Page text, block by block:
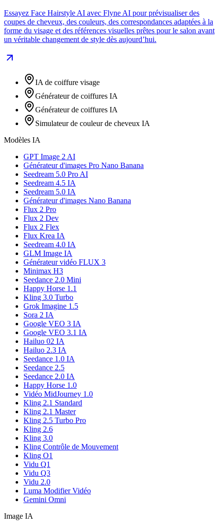
Essayez Face Hairstyle AI avec Flyne AI pour prévisualiser des
coupes de cheveux, des couleurs, des correspondances adaptées à la
forme du visage et des références visuelles prêtes pour le salon avant
un véritable changement de style dès aujourd’hui.
IA de coiffure visage
Générateur de coiffures IA
Générateur de coiffures IA
Simulateur de couleur de cheveux IA
Modèles IA
GPT Image 2 AI
Générateur d'images Pro Nano Banana
Seedream 5.0 Pro AI
Seedream 4.5 IA
Seedream 5.0 IA
Générateur d'images Nano Banana
Flux 2 Pro
Flux 2 Dev
Flux 2 Flex
Flux Krea IA
Seedream 4.0 IA
GLM Image IA
Générateur vidéo FLUX 3
Minimax H3
Seedance 2.0 Mini
Happy Horse 1.1
Kling 3.0 Turbo
Grok Imagine 1.5
Sora 2 IA
Google VEO 3 IA
Google VEO 3.1 IA
Hailuo 02 IA
Hailuo 2.3 IA
Seedance 1.0 IA
Seedance 2.5
Seedance 2.0 IA
Happy Horse 1.0
Vidéo MidJourney 1.0
Kling 2.1 Standard
Kling 2.1 Master
Kling 2.5 Turbo Pro
Kling 2.6
Kling 3.0
Kling Contrôle de Mouvement
Kling O1
Vidu Q1
Vidu Q3
Vidu 2.0
Luma Modifier Vidéo
Gemini Omni
Image IA